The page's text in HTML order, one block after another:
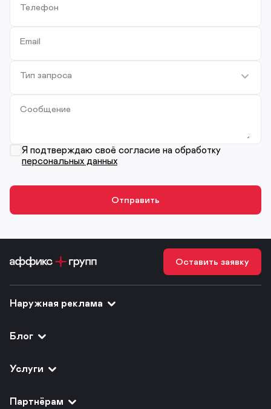
Телефон
Email
Тип запроса
Сообщение
Я подтверждаю своё согласие на обработку
персональных данных
Оставить заявку
Наружная реклама
Блог
Услуги
Партнёрам